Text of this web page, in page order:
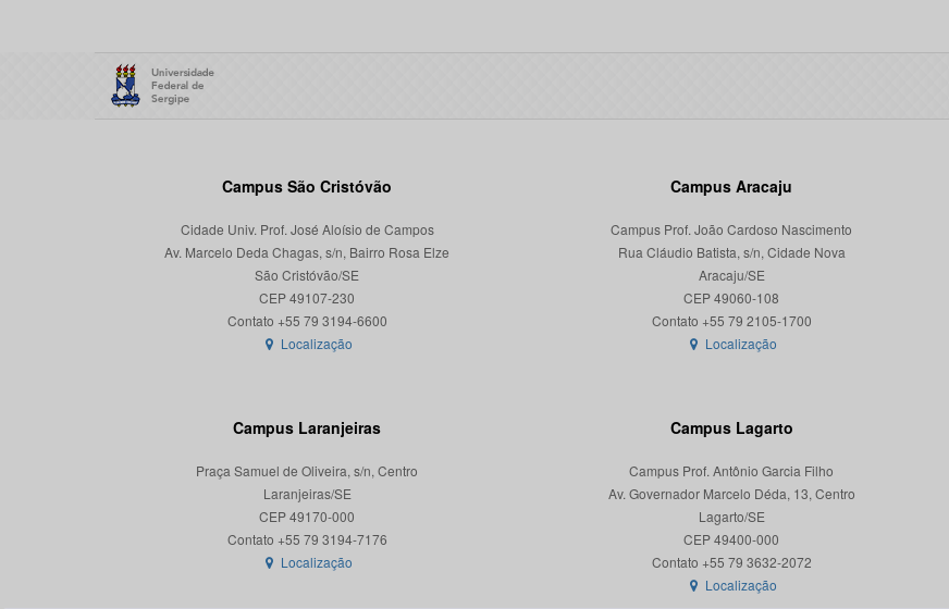
Campus São Cristóvão
Cidade Univ. Prof. José Aloísio de Campos
Av. Marcelo Deda Chagas, s/n, Bairro Rosa Elze
São Cristóvão/SE
CEP 49107-230
Localização
Campus Aracaju
Campus Prof. João Cardoso Nascimento
Rua Cláudio Batista, s/n, Cidade Nova
Aracaju/SE
CEP 49060-108
Localização
Campus Laranjeiras
Praça Samuel de Oliveira, s/n, Centro
Laranjeiras/SE
CEP 49170-000
Localização
Campus Lagarto
Campus Prof. Antônio Garcia Filho
Av. Governador Marcelo Déda, 13, Centro
Lagarto/SE
CEP 49400-000
Localização